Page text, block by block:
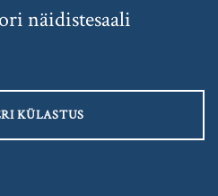
näidistesaali
KÜLASTUS